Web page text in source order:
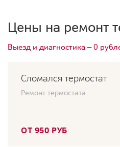
Цены на ремонт
Выезд и диагностика — 0
Сломался термостат
Ремонт термостата
ОТ 950 РУБ